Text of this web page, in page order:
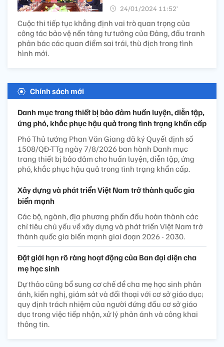
24/01/2024 11:52’
Cuộc thi tiếp tục khẳng định vai trò quan trọng của
công tác bảo vệ nền tảng tư tưởng của Đảng, đấu tranh
phản bác các quan điểm sai trái, thù địch trong tình
hình mới.
Chính sách mới
Danh mục trang thiết bị bảo đảm huấn luyện, diễn tập,
ứng phó, khắc phục hậu quả trong tình trạng khẩn cấp
Phó Thủ tướng Phan Văn Giang đã ký Quyết định số
1508/QĐ-TTg ngày 7/8/2026 ban hành Danh mục
trang thiết bị bảo đảm cho huấn luyện, diễn tập, ứng
phó, khắc phục hậu quả trong tình trạng khẩn cấp.
Xây dựng và phát triển Việt Nam trở thành quốc gia
biển mạnh
Các bộ, ngành, địa phương phấn đấu hoàn thành các
chỉ tiêu chủ yếu về xây dựng và phát triển Việt Nam trở
thành quốc gia biển mạnh giai đoạn 2026 - 2030.
Đặt giới hạn rõ ràng hoạt động của Ban đại diện cha
mẹ học sinh
Dự thảo cũng bổ sung cơ chế để cha mẹ học sinh phản
ánh, kiến nghị, giám sát và đối thoại với cơ sở giáo dục;
quy định trách nhiệm của người đứng đầu cơ sở giáo
dục trong việc tiếp nhận, xử lý phản ánh và công khai
thông tin.